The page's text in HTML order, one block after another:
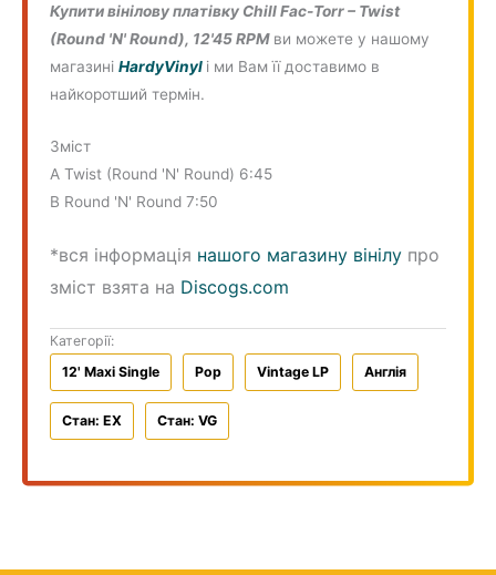
Купити вінілову платівку Chill Fac-Torr – Twist
(Round 'N' Round), 12'45 RPM ви можете у нашому
магазиніHardyVinyl і ми Вам її доставимо в
найкоротший термін.
Зміст
A Twist (Round 'N' Round) 6:45
B Round 'N' Round 7:50
*вся інформація нашого магазину вінілу про
зміст взята на Discogs.com
Категорії:
12' Maxi Single
Pop Vintage LP Англiя
Стан: EX Стан: VG